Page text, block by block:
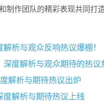
制作团队的精彩表现共同打
析与观众反响热议爆棚！
深度解析与观众期待的热议
解析与期待热议出炉
度解析与期待热议上线